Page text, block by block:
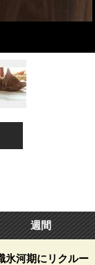
週間
氷河期にリクルー